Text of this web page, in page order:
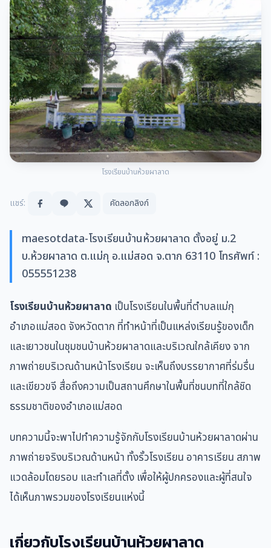
โรงเรียนบ้านห้วยผาลาด
แชร์: คัดลอกลิงก์
maesotdata-โรงเรียนบ้านห้วยผาลาด ตั้งอยู่ ม.2
บ.ห้วยผาลาด ต.แม่กุ อ.แม่สอด จ.ตาก 63110 โทรศัพท์ :
055551238
โรงเรียนบ้านห้วยผาลาด เป็นโรงเรียนในพื้นที่ตำบลแม่กุ
อำเภอแม่สอด จังหวัดตาก ที่ทำหน้าที่เป็นแหล่งเรียนรู้ของเด็ก
และเยาวชนในชุมชนบ้านห้วยผาลาดและบริเวณใกล้เคียง จาก
ภาพถ่ายบริเวณด้านหน้าโรงเรียน จะเห็นถึงบรรยากาศที่ร่มรื่น
และเขียวขจี สื่อถึงความเป็นสถานศึกษาในพื้นที่ชนบทที่ใกล้ชิด
ธรรมชาติของอำเภอแม่สอด
บทความนี้จะพาไปทำความรู้จักกับโรงเรียนบ้านห้วยผาลาดผ่าน
ภาพถ่ายจริงบริเวณด้านหน้า ทั้งรั้วโรงเรียน อาคารเรียน สภาพ
แวดล้อมโดยรอบ และทำเลที่ตั้ง เพื่อให้ผู้ปกครองและผู้ที่สนใจ
ได้เห็นภาพรวมของโรงเรียนแห่งนี้
เกี่ยวกับโรงเรียนบ้านห้วยผาลาด